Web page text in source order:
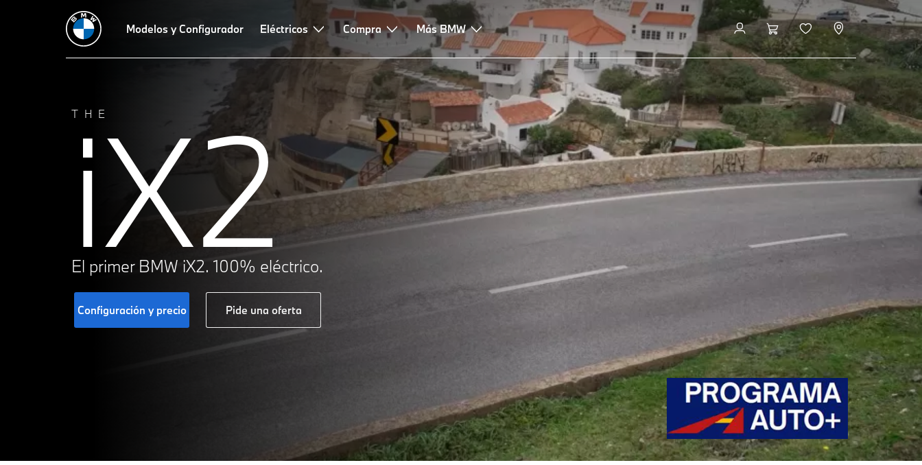
Modelos y Configurador Eléctricos Compra Más BMW
THE
iX2
El primer BMW iX2. 100% eléctrico.
Configuración y precio Pide una oferta
Datos técnicos Oferta Video Diseño Tecnologías Financiación y renting Asesoramiento y servicios Configuración y precio